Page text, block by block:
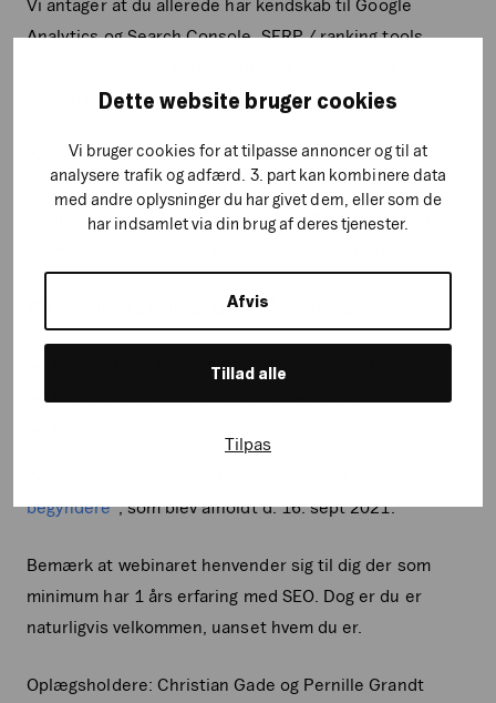
Dette website bruger cookies
Vi bruger cookies for at tilpasse annoncer og til at
analysere trafik og adfærd. 3. part kan kombinere data
med andre oplysninger du har givet dem, eller som de
har indsamlet via din brug af deres tjenester.
Afvis
Tillad alle
Tilpas
Vi antager at du allerede har kendskab til Google
Analytics og Search Console, SERP / ranking tools,
Screaming Frog og andre avancerede SEO tools.
Webinaret vil primært omhandle teknisk on-site SEO,
som gavner din synlighed på Google i din virksomheds
lokalområde. Du kan dog sagtens deltage, selvom du
På webinaret vil du bl.a. få svar på:
Hvordan du tager skridtet videre med SEO
Hvordan du bedst tolker dine resultater
begyndere“, som blev afholdt d. 16. sept 2021.
Bemærk at webinaret henvender sig til dig der som
minimum har 1 års erfaring med SEO. Dog er du er
naturligvis velkommen, uanset hvem du er.
Oplægsholdere: Christian Gade og Pernille Grandt